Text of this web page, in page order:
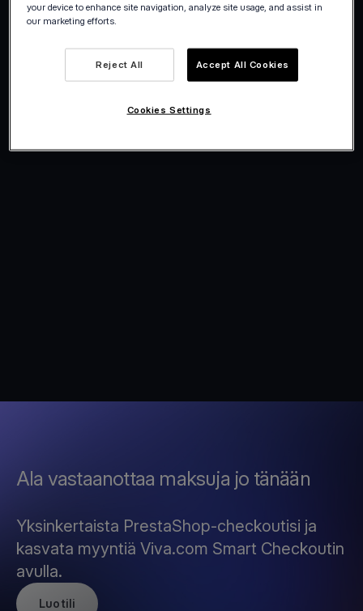
Ala vastaanottaa maksuja jo tänään
Yksinkertaista PrestaShop-checkoutisi ja
kasvata myyntiä Viva.com Smart Checkoutin
avulla.
Luo tili
your device to enhance site navigation, analyze site usage, and assist in
our marketing efforts.
Reject All Accept All Cookies
Cookies Settings